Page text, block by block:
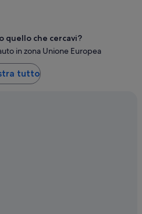
quello che cercavi?
in zona Unione Europea
tutto